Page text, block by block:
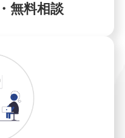
無料相談